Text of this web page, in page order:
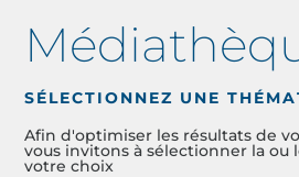
SÉLECTIONNEZ UNE
Afin d'optimiser les résultats de
vous invitons à sélectionner la ou
votre choix